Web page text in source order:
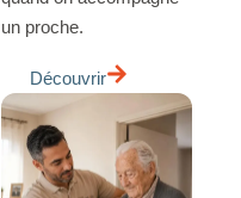
un proche.
Découvrir